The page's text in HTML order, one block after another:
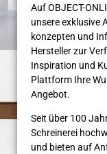
Auf OBJECT-
unsere exklusive
konzepten und
Hersteller zur
Inspiration und
Plattform Ihre
Angebot.
Seit über 100
Schreinerei
und bieten auf